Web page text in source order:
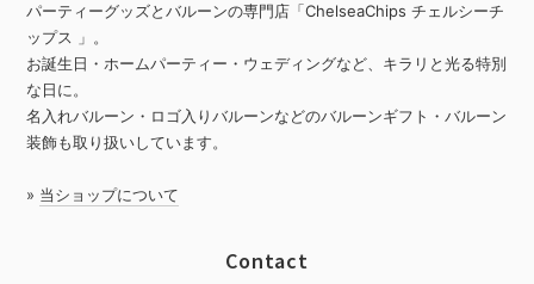
パーティーグッズとバルーンの専門店「ChelseaChips チェルシーチ
ップス 」。
お誕生日・ホームパーティー・ウェディングなど、キラリと光る特別
な日に。
名入れバルーン・ロゴ入りバルーンなどのバルーンギフト・バルーン
装飾も取り扱いしています。
» 当ショップについて
Contact